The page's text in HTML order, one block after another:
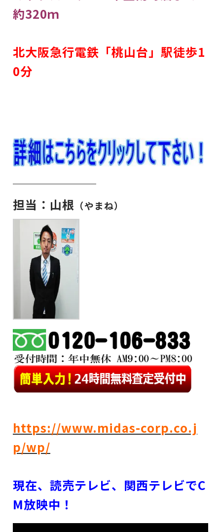
約320ｍ
北大阪急行電鉄「桃山台」駅徒歩1
0分
担当：山根 （やまね）
https://www.midas-corp.co.j
p/wp/
現在、読売テレビ、関西テレビでC
M放映中！